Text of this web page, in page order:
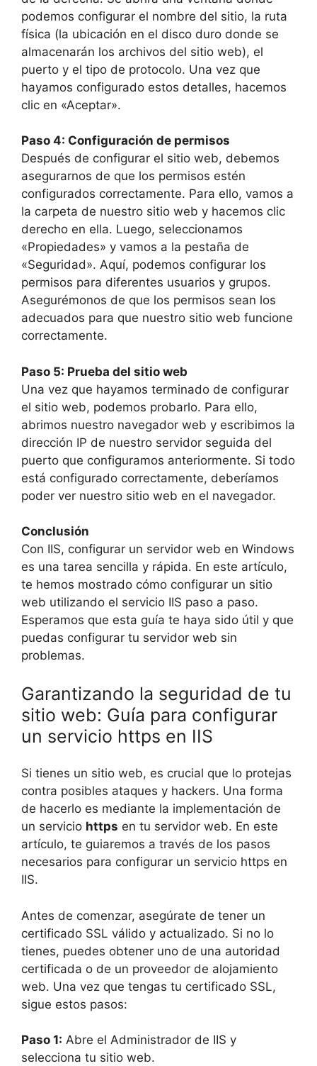
podemos configurar el nombre del sitio, la ruta
física (la ubicación en el disco duro donde se
almacenarán los archivos del sitio web), el
puerto y el tipo de protocolo. Una vez que
hayamos configurado estos detalles, hacemos
clic en «Aceptar».
Paso 4: Configuración de permisos
Después de configurar el sitio web, debemos
asegurarnos de que los permisos estén
configurados correctamente. Para ello, vamos a
la carpeta de nuestro sitio web y hacemos clic
derecho en ella. Luego, seleccionamos
«Propiedades» y vamos a la pestaña de
«Seguridad». Aquí, podemos configurar los
permisos para diferentes usuarios y grupos.
Asegurémonos de que los permisos sean los
adecuados para que nuestro sitio web funcione
correctamente.
Paso 5: Prueba del sitio web
Una vez que hayamos terminado de configurar
el sitio web, podemos probarlo. Para ello,
abrimos nuestro navegador web y escribimos la
dirección IP de nuestro servidor seguida del
puerto que configuramos anteriormente. Si todo
está configurado correctamente, deberíamos
poder ver nuestro sitio web en el navegador.
Conclusión
Con IIS, configurar un servidor web en Windows
es una tarea sencilla y rápida. En este artículo,
te hemos mostrado cómo configurar un sitio
web utilizando el servicio IIS paso a paso.
Esperamos que esta guía te haya sido útil y que
puedas configurar tu servidor web sin
problemas.
Garantizando la seguridad de tu
sitio web: Guía para configurar
un servicio https en IIS
Si tienes un sitio web, es crucial que lo protejas
contra posibles ataques y hackers. Una forma
de hacerlo es mediante la implementación de
un servicio https en tu servidor web. En este
artículo, te guiaremos a través de los pasos
necesarios para configurar un servicio https en
IIS.
Antes de comenzar, asegúrate de tener un
certificado SSL válido y actualizado. Si no lo
tienes, puedes obtener uno de una autoridad
certificada o de un proveedor de alojamiento
web. Una vez que tengas tu certificado SSL,
sigue estos pasos:
Paso 1: Abre el Administrador de IIS y
selecciona tu sitio web.